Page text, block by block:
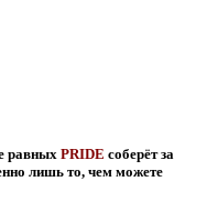
равных PRIDE соберёт за
лишь то, чем можете